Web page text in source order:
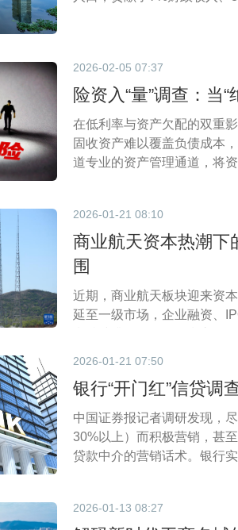
2026-02-05 07:37
险资入“量”调查：当
在低利率与资产欠配的双重
固收资产难以覆盖负债成本
道专业的资产管理通道，将
2026-01-21 08:10
商业航天资本热潮下
围
近期，商业航天板块迎来资
延至一级市场，企业融资、
2026-01-21 07:50
银行“开门红”信贷调
中国证券报记者调研发现，
30%以上）而积极营销，甚
贷款中介的营销话术。银行
2026-01-13 08:27